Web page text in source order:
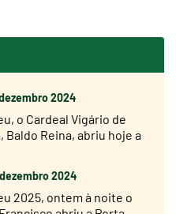
2024
o Cardeal Vigário de
Baldo Reina, abriu hoje a
2024
2025, ontem à noite o